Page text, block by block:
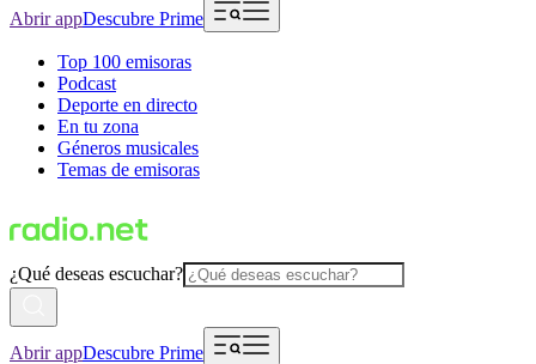
Abrir appDescubre Prime
Top 100 emisoras
Podcast
Deporte en directo
En tu zona
Géneros musicales
Temas de emisoras
¿Qué deseas escuchar?
Abrir appDescubre Prime